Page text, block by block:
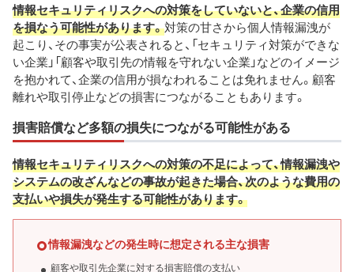
情報セキュリティリスクへの対策をしていないと、企業の信用
を損なう可能性があります。対策の甘さから個人情報漏洩が
起こり、その事実が公表されると、「セキュリティ対策ができな
い企業」「顧客や取引先の情報を守れない企業」などのイメージ
を抱かれて、企業の信用が損なわれることは免れません。顧客
離れや取引停止などの損害につながることもあります。
損害賠償など多額の損失につながる可能性がある
情報セキュリティリスクへの対策の不足によって、情報漏洩や
システムの改ざんなどの事故が起きた場合、次のような費用の
支払いや損失が発生する可能性があります。
情報漏洩などの発生時に想定される主な損害
顧客や取引先企業に対する損害賠償の支払い